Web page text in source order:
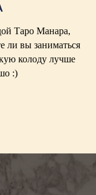
Таро Манара,
ли вы заниматься
колоду лучше
:)